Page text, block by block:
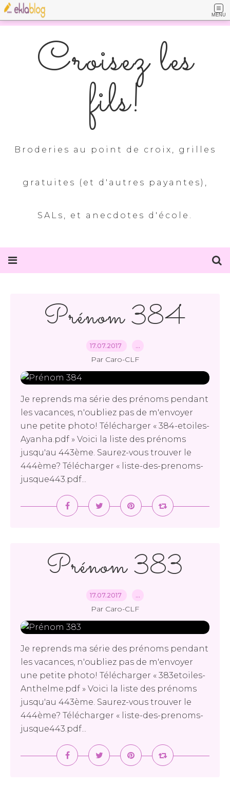
MENU
Croisez les
fils!
Broderies au point de croix, grilles
gratuites (et d'autres payantes),
SALs, et anecdotes d'école.
Prénom 384
17.07.2017 …
Par Caro-CLF
Je reprends ma série des prénoms pendant
les vacances, n'oubliez pas de m'envoyer
une petite photo! Télécharger « 384-etoiles-
Ayanha.pdf » Voici la liste des prénoms
jusqu'au 443ème. Saurez-vous trouver le
444ème? Télécharger « liste-des-prenoms-
jusque443.pdf...
Prénom 383
17.07.2017 …
Par Caro-CLF
Je reprends ma série des prénoms pendant
les vacances, n'oubliez pas de m'envoyer
une petite photo! Télécharger « 383etoiles-
Anthelme.pdf » Voici la liste des prénoms
jusqu'au 443ème. Saurez-vous trouver le
444ème? Télécharger « liste-des-prenoms-
jusque443.pdf...